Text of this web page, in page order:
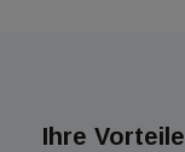
Ihre Vorteile